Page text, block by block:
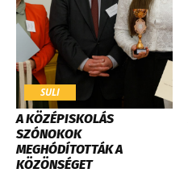
SULI
​A KÖZÉPISKOLÁS
SZÓNOKOK
MEGHÓDÍTOTTÁK A
KÖZÖNSÉGET